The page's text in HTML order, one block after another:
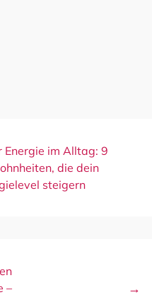
Energie im Alltag: 9
die dein
steigern
–